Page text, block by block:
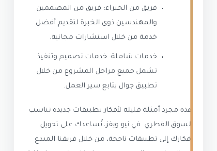
فريق من الخبراء: فريق من المصممين
والمهندسين ذوي الخبرة لتقديم أفضل
خدمة من خلال استشارات مجانية.
خدمات شاملة: خدمات تصميم وتنفيذ
تشمل جميع مراحل المشروع من خلال
تطبيق جوال يتابع سير العمل.
هذه مجرد أمثلة قليلة لأفكار تطبيقات جديدة تناسب
السوق القطري. في نيو ويفز، نُساعدك على تحويل
أفكارك إلى تطبيقات ناجحة، من خلال فريقنا المبدع